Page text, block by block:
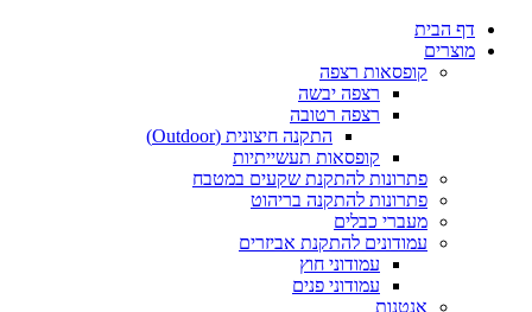
דף הבית
מוצרים
קופסאות רצפה
רצפה יבשה
רצפה רטובה
התקנה חיצונית (Outdoor)
קופסאות תעשייתיות
פתרונות להתקנת שקעים במטבח
פתרונות להתקנה בריהוט
מעברי כבלים
עמודונים להתקנת אביזרים
עמודוני חוץ
עמודוני פנים
אנטנות